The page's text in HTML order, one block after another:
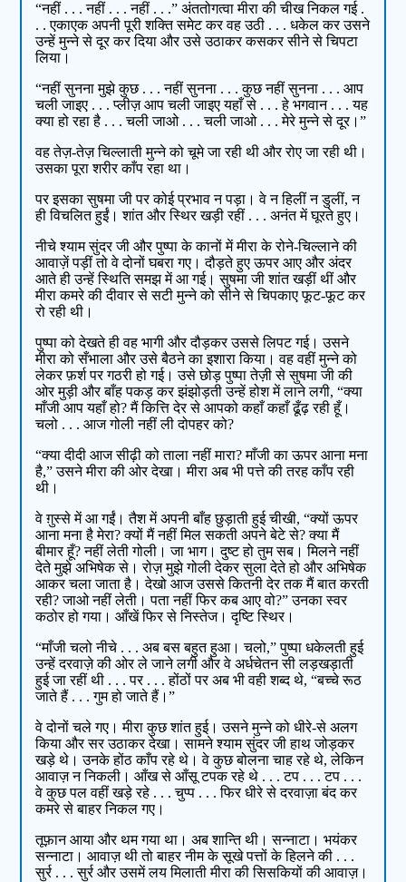
“नहीं . . . नहीं . . . नहीं . . .” अंततोगत्वा मीरा की चीख निकल गई .
. . एकाएक अपनी पूरी शक्ति समेट कर वह उठी . . . धकेल कर उसने
उन्हें मुन्ने से दूर कर दिया और उसे उठाकर कसकर सीने से चिपटा
लिया।
“नहीं सुनना मुझे कुछ . . . नहीं सुनना . . . कुछ नहीं सुनना . . . आप
चली जाइए . . . प्लीज़ आप चली जाइए यहाँ से . . . हे भगवान . . . यह
क्या हो रहा है . . . चली जाओ . . . चली जाओ . . . मेरे मुन्ने से दूर।”
वह तेज़-तेज़ चिल्लाती मुन्ने को चूमे जा रही थी और रोए जा रही थी।
उसका पूरा शरीर काँप रहा था।
पर इसका सुषमा जी पर कोई प्रभाव न पड़ा। वे न हिलीं न डुलीं, न
ही विचलित हुईं। शांत और स्थिर खड़ी रहीं . . . अनंत में घूरते हुए।
नीचे श्याम सुंदर जी और पुष्पा के कानों में मीरा के रोने-चिल्लाने की
आवाज़ें पड़ीं तो वे दोनों घबरा गए। दौड़ते हुए ऊपर आए और अंदर
आते ही उन्हें स्थिति समझ में आ गई। सुषमा जी शांत खड़ीं थीं और
मीरा कमरे की दीवार से सटी मुन्ने को सीने से चिपकाए फूट-फूट कर
रो रही थी।
पुष्पा को देखते ही वह भागी और दौड़कर उससे लिपट गई। उसने
मीरा को सँभाला और उसे बैठने का इशारा किया। वह वहीं मुन्ने को
लेकर फ़र्श पर गठरी हो गई। उसे छोड़ पुष्पा तेज़ी से सुषमा जी की
ओर मुड़ी और बाँह पकड़ कर झंझोड़ती उन्हें होश में लाने लगी, “क्या
माँजी आप यहाँ हो? मैं कित्ति देर से आपको कहाँ कहाँ ढूँढ़ रही हूँ।
चलो . . . आज गोली नहीं ली दोपहर को?
“क्या दीदी आज सीढ़ी को ताला नहीं मारा? माँजी का ऊपर आना मना
है,” उसने मीरा की ओर देखा। मीरा अब भी पत्ते की तरह काँप रही
थी।
वे ग़ुस्से में आ गईं। तैश में अपनी बाँह छुड़ाती हुई चीखी, “क्यों ऊपर
आना मना है मेरा? क्यों मैं नहीं मिल सकती अपने बेटे से? क्या मैं
बीमार हूँ? नहीं लेती गोली। जा भाग। दुष्ट हो तुम सब। मिलने नहीं
देते मुझे अभिषेक से। रोज़ मुझे गोली देकर सुला देते हो और अभिषेक
आकर चला जाता है। देखो आज उससे कितनी देर तक मैं बात करती
रही? जाओ नहीं लेती। पता नहीं फिर कब आए वो?” उनका स्वर
कठोर हो गया। आँखें फिर से निस्तेज। दृष्टि स्थिर।
“माँजी चलो नीचे . . . अब बस बहुत हुआ। चलो,” पुष्पा धकेलती हुई
उन्हें दरवाज़े की ओर ले जाने लगी और वे अर्धचेतन सी लड़खड़ाती
हुई जा रहीं थी . . . पर . . . होंठों पर अब भी वही शब्द थे, “बच्चे रूठ
जाते हैं . . . गुम हो जाते हैं।”
वे दोनों चले गए। मीरा कुछ शांत हुई। उसने मुन्ने को धीरे-से अलग
किया और सर उठाकर देखा। सामने श्याम सुंदर जी हाथ जोड़कर
खड़े थे। उनके होंठ काँप रहे थे। वे कुछ बोलना चाह रहे थे, लेकिन
आवाज़ न निकली। आँख से आँसू टपक रहे थे . . . टप . . . टप . . .
वे कुछ पल वहीं खड़े रहे . . . चुप्प . . . फिर धीरे से दरवाज़ा बंद कर
कमरे से बाहर निकल गए।
तूफ़ान आया और थम गया था। अब शान्ति थी। सन्नाटा। भयंकर
सन्नाटा। आवाज़ थी तो बाहर नीम के सूखे पत्तों के हिलने की . . .
सुर्र . . . सुर्र और उसमें लय मिलाती मीरा की सिसकियों की आवाज़।